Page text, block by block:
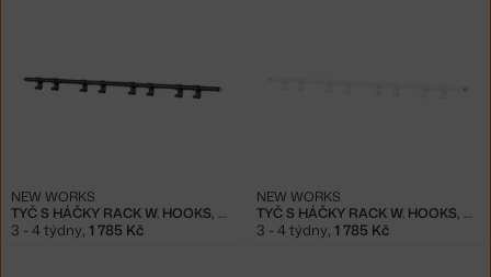
TYČ S HÁČKY RACK W. HOOKS, BLACK
NEW WORKS
3 - 4 týdny 1 785 Kč
TYČ S HÁČKY RACK W. HOOKS, WHITE
NEW WORKS
3 - 4 týdny 1 785 Kč